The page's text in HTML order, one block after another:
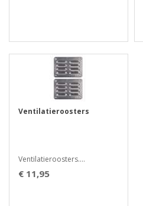
Ventilatieroosters
Ventilatieroosters....
€ 11,95